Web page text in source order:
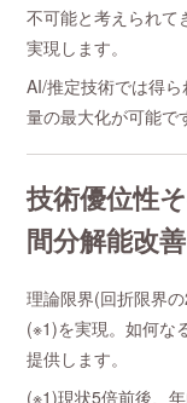
不可能と考えられて
実現します。
AI/推定技術では得
量の最大化が可能で
技術優位性
間分解能改善
理論限界(回折限界
(※1)を実現。如何な
提供します。
(※1)現状5倍前後、年